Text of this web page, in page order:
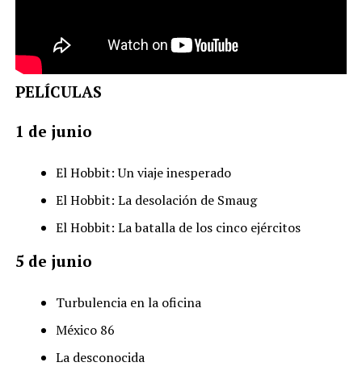
PELÍCULAS
1 de junio
El Hobbit: Un viaje inesperado
El Hobbit: La desolación de Smaug
El Hobbit: La batalla de los cinco ejércitos
5 de junio
Turbulencia en la oficina
México 86
La desconocida